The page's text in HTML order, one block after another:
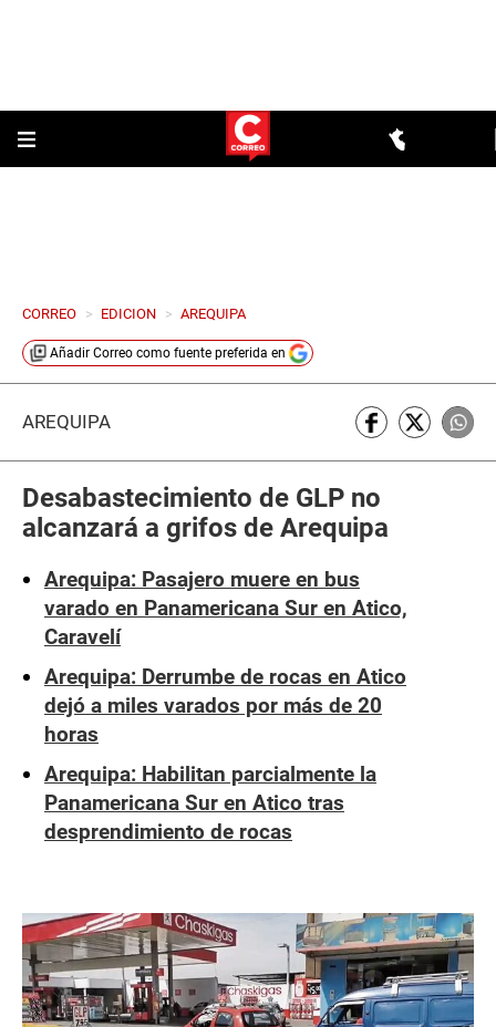
CORREO > EDICION > AREQUIPA
Añadir Correo como fuente preferida en
AREQUIPA
Desabastecimiento de GLP no
alcanzará a grifos de Arequipa
Arequipa: Pasajero muere en bus
varado en Panamericana Sur en Atico,
Caravelí
Arequipa: Derrumbe de rocas en Atico
dejó a miles varados por más de 20
horas
Arequipa: Habilitan parcialmente la
Panamericana Sur en Atico tras
desprendimiento de rocas